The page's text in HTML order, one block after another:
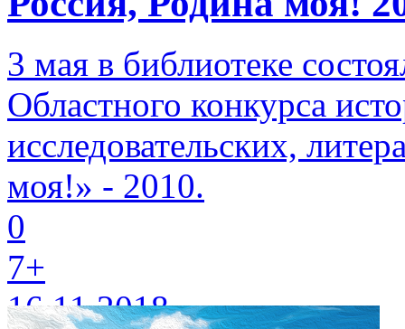
3 мая в библиотеке
Областного конкурса
исследовательских,
моя!» - 2010.
0
7+
16.11.2018